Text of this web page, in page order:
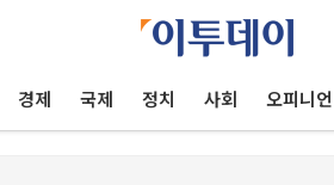
경제 국제 정치 사회 오피니언